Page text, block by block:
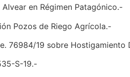
en Régimen Patagónico.-
Pozos de Riego Agrícola.-
76984/19 sobre Hostigamiento
S-19.-